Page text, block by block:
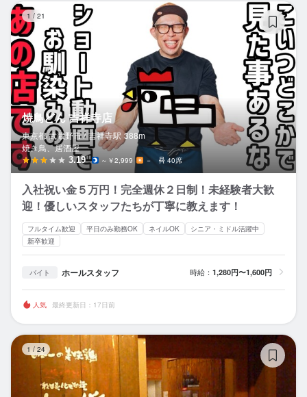
1 / 21
焼鳥どん 吉祥寺店
東京都 武蔵野市 / 吉祥寺駅 388m
焼き鳥、居酒屋
3.19 ～￥2,999 － 40席
入社祝い金５万円！完全週休２日制！未経験者大歓
迎！優しいスタッフたちが丁寧に教えます！
フルタイム歓迎 平日のみ勤務OK ネイルOK
シニア・ミドル活躍中
新卒歓迎
バイト ホールスタッフ 時給： 1,280円〜1,600円
人気 最終更新日：17日前
1 / 24